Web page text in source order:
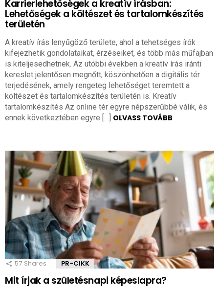
Karrierlehetőségek a kreatív írásban:
Lehetőségek a költészet és tartalomkészítés
területén
A kreatív írás lenyűgöző területe, ahol a tehetséges írók
kifejezhetik gondolataikat, érzéseiket, és több más műfajban
is kiteljesedhetnek. Az utóbbi években a kreatív írás iránti
kereslet jelentősen megnőtt, köszönhetően a digitális tér
terjedésének, amely rengeteg lehetőséget teremtett a
költészet és tartalomkészítés területén is. Kreatív
tartalomkészítés Az online tér egyre népszerűbbé válik, és
ennek következtében egyre […] OLVASS TOVÁBB
57 Shares PR-CIKK
Mit írjak a születésnapi képeslapra?